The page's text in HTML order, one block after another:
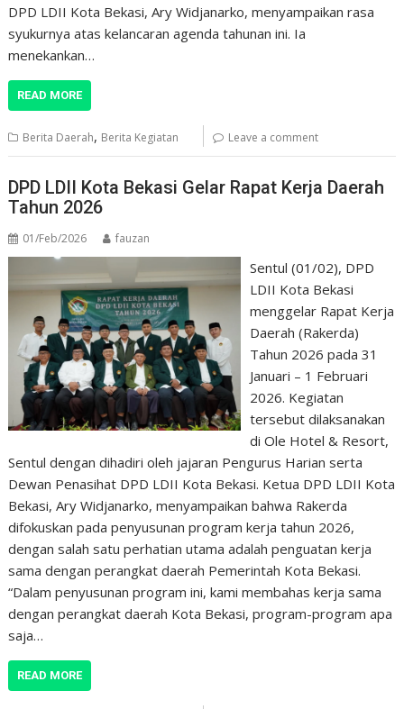
DPD LDII Kota Bekasi, Ary Widjanarko, menyampaikan rasa
syukurnya atas kelancaran agenda tahunan ini. Ia
menekankan…
READ MORE
Berita Daerah, Berita Kegiatan Leave a comment
DPD LDII Kota Bekasi Gelar Rapat Kerja Daerah
Tahun 2026
01/Feb/2026 fauzan
Sentul (01/02), DPD
LDII Kota Bekasi
menggelar Rapat Kerja
Daerah (Rakerda)
Tahun 2026 pada 31
Januari – 1 Februari
2026. Kegiatan
tersebut dilaksanakan
di Ole Hotel & Resort,
Sentul dengan dihadiri oleh jajaran Pengurus Harian serta
Dewan Penasihat DPD LDII Kota Bekasi. Ketua DPD LDII Kota
Bekasi, Ary Widjanarko, menyampaikan bahwa Rakerda
difokuskan pada penyusunan program kerja tahun 2026,
dengan salah satu perhatian utama adalah penguatan kerja
sama dengan perangkat daerah Pemerintah Kota Bekasi.
“Dalam penyusunan program ini, kami membahas kerja sama
dengan perangkat daerah Kota Bekasi, program-program apa
saja…
READ MORE